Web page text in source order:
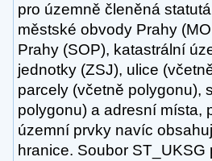
pro územně členěná
městské obvody Prahy
Prahy (SOP), katastrální
jednotky (ZSJ), ulice
parcely (včetně polygonu),
polygonu) a adresní místa,
územní prvky navíc
hranice. Soubor